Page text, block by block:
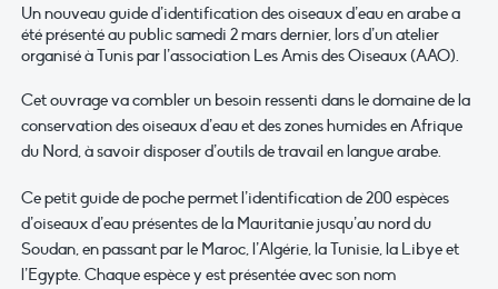
Un nouveau guide d’identification des oiseaux d’eau en arabe a
été présenté au public samedi 2 mars dernier, lors d’un atelier
organisé à Tunis par l’association Les Amis des Oiseaux (AAO).
Cet ouvrage va combler un besoin ressenti dans le domaine de la
conservation des oiseaux d’eau et des zones humides en Afrique
du Nord, à savoir disposer d’outils de travail en langue arabe.
Ce petit guide de poche permet l’identification de 200 espèces
d’oiseaux d’eau présentes de la Mauritanie jusqu’au nord du
Soudan, en passant par le Maroc, l’Algérie, la Tunisie, la Libye et
l’Egypte. Chaque espèce y est présentée avec son nom